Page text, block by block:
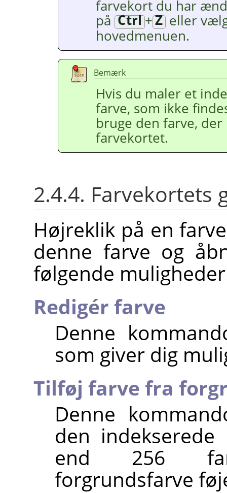
farvekort du har
på Ctrl+Z eller
hovedmenuen.
Bemærk
Hvis du maler et
farve, som ikke
bruge den farve,
farvekortet.
2.4.4. Farvekortets
Højreklik på en
denne farve og
følgende
Redigér farve
Denne
som giver dig
Tilføj farve fra
Denne
den
end 256
forgrundsfarve